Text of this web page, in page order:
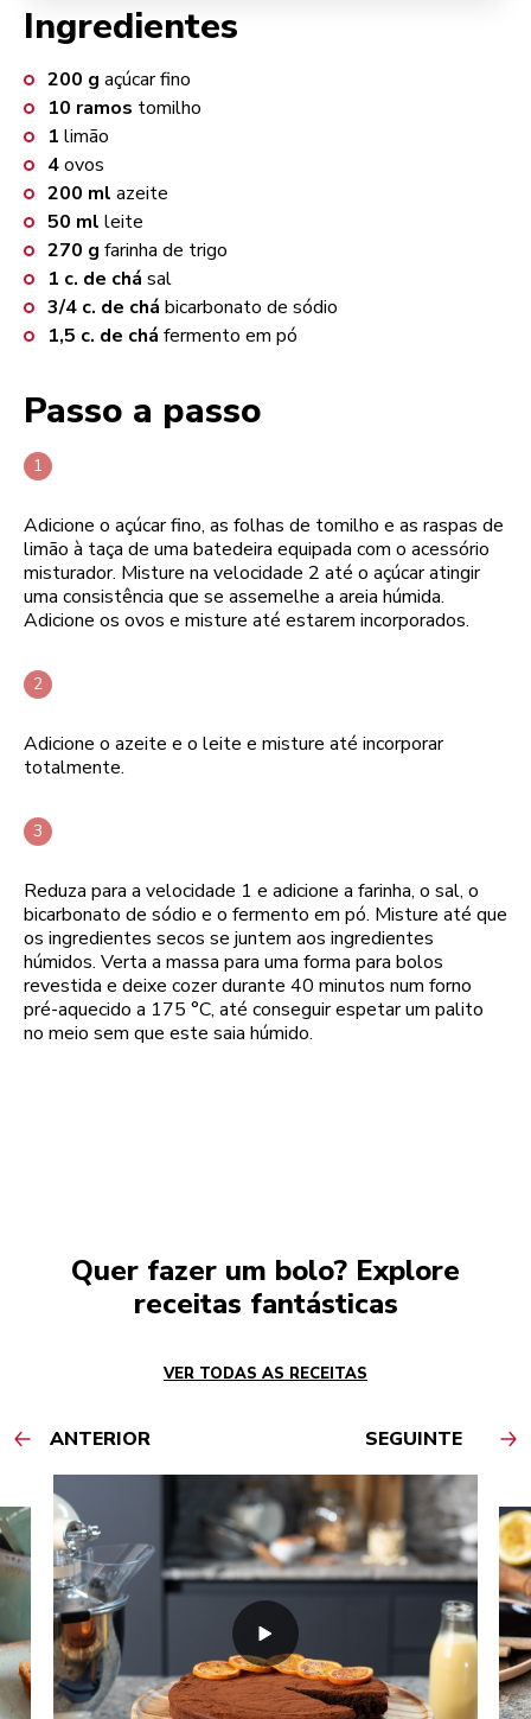
Ingredientes
200 g açúcar fino
10 ramos tomilho
1 limão
4ovos
200 ml azeite
50 ml leite
270 g farinha de trigo
1 c. de chá sal
3/4 c. de chá bicarbonato de sódio
1,5 c. de chá fermento em pó
Passo a passo
Adicione o açúcar fino, as folhas de tomilho e as raspas de
limão à taça de uma batedeira equipada com o acessório
misturador. Misture na velocidade 2 até o açúcar atingir
uma consistência que se assemelhe a areia húmida.
Adicione os ovos e misture até estarem incorporados.
Adicione o azeite e o leite e misture até incorporar
totalmente.
Reduza para a velocidade 1 e adicione a farinha, o sal, o
bicarbonato de sódio e o fermento em pó. Misture até que
os ingredientes secos se juntem aos ingredientes
húmidos. Verta a massa para uma forma para bolos
revestida e deixe cozer durante 40 minutos num forno
pré-aquecido a 175 °C, até conseguir espetar um palito
no meio sem que este saia húmido.
Quer fazer um bolo? Explore
receitas fantásticas
VER TODAS AS RECEITAS
ANTERIOR SEGUINTE